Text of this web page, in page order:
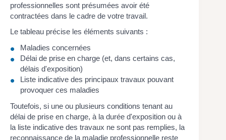
professionnelles sont présumées avoir été
contractées dans le cadre de votre travail.
Le tableau précise les éléments suivants :
Maladies concernées
Délai de prise en charge (et, dans certains cas,
délais d'exposition)
Liste indicative des principaux travaux pouvant
provoquer ces maladies
Toutefois, si une ou plusieurs conditions tenant au
délai de prise en charge, à la durée d'exposition ou à
la liste indicative des travaux ne sont pas remplies, la
reconnaissance de la maladie professionnelle reste